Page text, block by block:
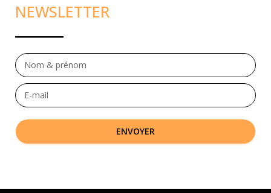
NEWSLETTER
ENVOYER